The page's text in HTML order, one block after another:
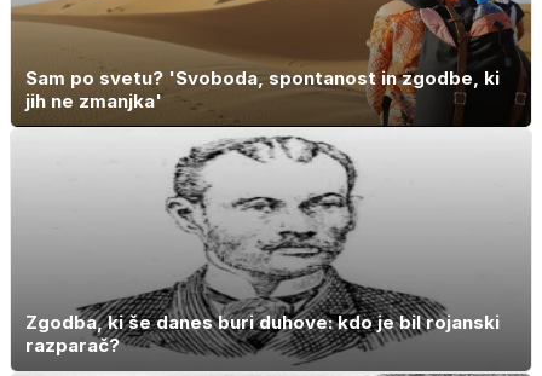
Sam po svetu? 'Svoboda, spontanost in zgodbe, ki
jih ne zmanjka'
Zgodba, ki še danes buri duhove: kdo je bil rojanski
razparač?